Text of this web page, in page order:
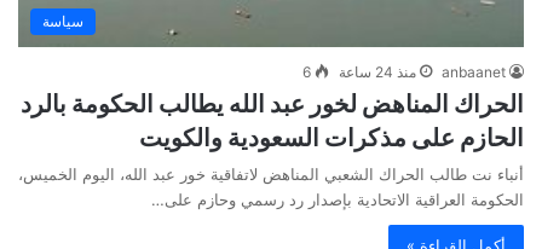
سياسة
anbaanet منذ 24 ساعة 6
الحراك المناهض لخور عبد الله يطالب الحكومة بالرد
الحازم على مذكرات السعودية والكويت
أنباء نت طالب الحراك الشعبي المناهض لاتفاقية خور عبد الله، اليوم الخميس،
الحكومة العراقية الاتحادية بإصدار رد رسمي وحازم على…